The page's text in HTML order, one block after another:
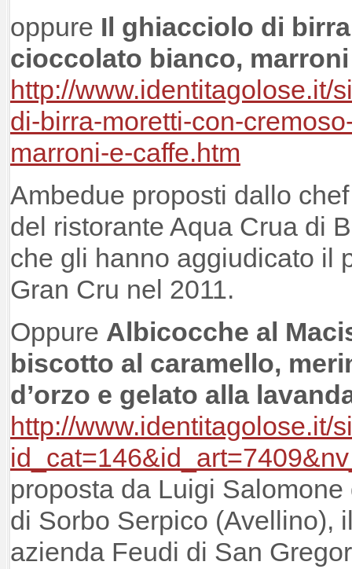
oppure Il ghiacciolo di
cioccolato bianco,
http://www.identitagolose.it/
di-birra-moretti-con-
marroni-e-caffe.htm
Ambedue proposti dallo
del ristorante Aqua Crua di
che gli hanno aggiudicato il
Gran Cru nel 2011.
Oppure Albicocche al
biscotto al caramello,
d’orzo e gelato alla
http://www.identitagolose.it/
proposta da Luigi
di Sorbo Serpico (Avellino),
azienda Feudi di San